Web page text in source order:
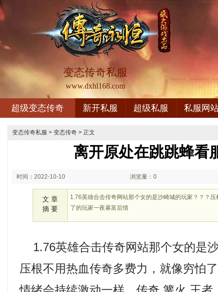
变态传奇私服
www.dxhl168.com
超级变态传奇 新开私服 超级私服 私服网
变态传奇私服 > 变态传奇 > 正文
离开原处在跳跳蜂看
时间：2022-10-10 浏览量：0
文 章
摘 要
1.76英雄合击传奇网站那个女的是沙崎城的玩家？？？
了的玩家一夜暴富后情
1.76英雄合击传奇网站那个女的是
压根不用热血传奇多费力，就像穷怕